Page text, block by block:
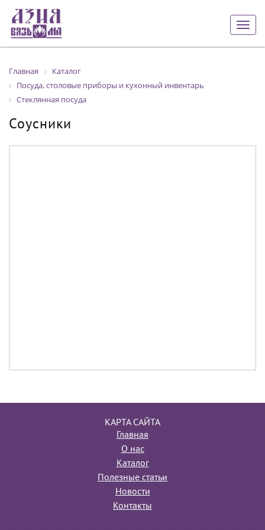
Главная
Каталог
Посуда, столовые приборы и кухонный инвентарь
Стеклянная посуда
Соусники
КАРТА САЙТА
Главная
О нас
Каталог
Полезные статьи
Новости
Контакты